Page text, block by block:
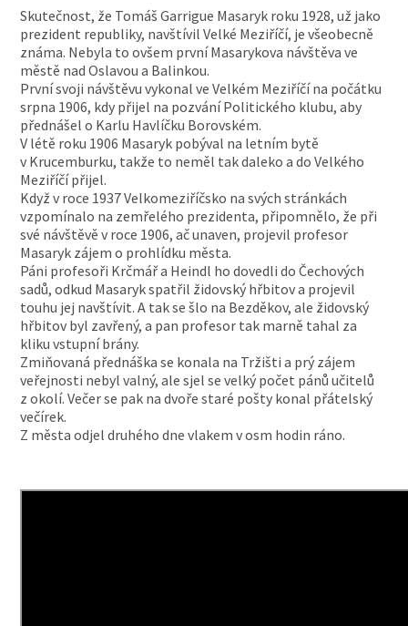
Skutečnost, že Tomáš Garrigue Masaryk roku 1928, už jako
prezident republiky, navštívil Velké Meziříčí, je všeobecně
známa. Nebyla to ovšem první Masarykova návštěva ve
městě nad Oslavou a Balinkou.
První svoji návštěvu vykonal ve Velkém Meziříčí na počátku
srpna 1906, kdy přijel na pozvání Politického klubu, aby
přednášel o Karlu Havlíčku Borovském.
V létě roku 1906 Masaryk pobýval na letním bytě
v Krucemburku, takže to neměl tak daleko a do Velkého
Meziříčí přijel.
Když v roce 1937 Velkomeziříčsko na svých stránkách
vzpomínalo na zemřelého prezidenta, připomnělo, že při
své návštěvě v roce 1906, ač unaven, projevil profesor
Masaryk zájem o prohlídku města.
Páni profesoři Krčmář a Heindl ho dovedli do Čechových
sadů, odkud Masaryk spatřil židovský hřbitov a projevil
touhu jej navštívit. A tak se šlo na Bezděkov, ale židovský
hřbitov byl zavřený, a pan profesor tak marně tahal za
kliku vstupní brány.
Zmiňovaná přednáška se konala na Tržišti a prý zájem
veřejnosti nebyl valný, ale sjel se velký počet pánů učitelů
z okolí. Večer se pak na dvoře staré pošty konal přátelský
večírek.
Z města odjel druhého dne vlakem v osm hodin ráno.